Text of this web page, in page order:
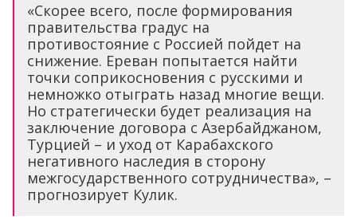
«Скорее всего, после формирования
правительства градус на
противостояние с Россией пойдет на
снижение. Ереван попытается найти
точки соприкосновения с русскими и
немножко отыграть назад многие вещи.
Но стратегически будет реализация на
заключение договора с Азербайджаном,
Турцией – и уход от Карабахского
негативного наследия в сторону
межгосударственного сотрудничества», –
прогнозирует Кулик.